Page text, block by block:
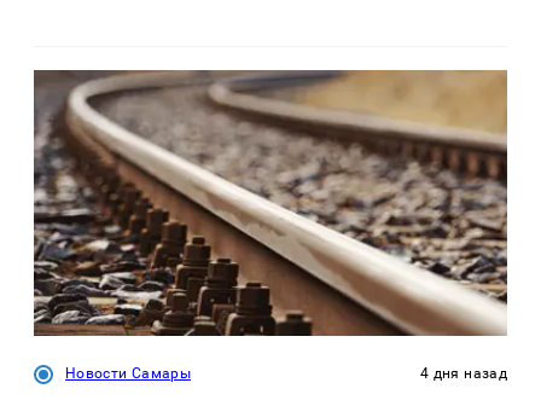
Новости Самары 4 дня назад